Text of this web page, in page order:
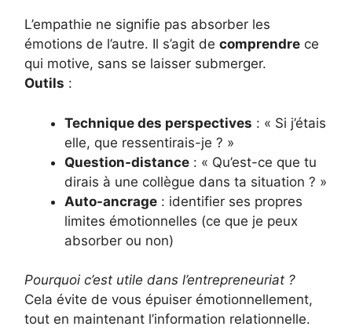
L’empathie ne signifie pas absorber les
émotions de l’autre. Il s’agit de comprendre ce
qui motive, sans se laisser submerger.
Outils :
Technique des perspectives : « Si j’étais
elle, que ressentirais-je ? »
Question-distance : « Qu’est-ce que tu
dirais à une collègue dans ta situation ? »
Auto-ancrage : identifier ses propres
limites émotionnelles (ce que je peux
absorber ou non)
Pourquoi c’est utile dans l’entrepreneuriat ?
Cela évite de vous épuiser émotionnellement,
tout en maintenant l’information relationnelle.